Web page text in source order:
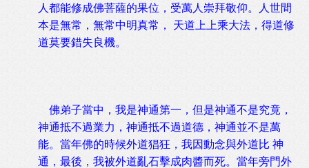
人都能修成佛菩薩的果位，受萬人崇拜敬仰。人世間
本是無常，無常中明真常， 天道上上乘大法，得道修
道莫要錯失良機。
佛弟子當中，我是神通第一，但是神通不是究竟，
神通抵不過業力，神通抵不過道德，神通並不是萬
能。當年佛的時候外道猖狂，我因動念與外道比 神
通，最後，我被外道亂石擊成肉醬而死。當年旁門外